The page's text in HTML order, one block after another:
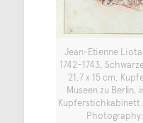
Jean-Etienne
1742–1743,
21,7 x 15 cm,
Museen zu Berlin,
Kupferstichkabinett.